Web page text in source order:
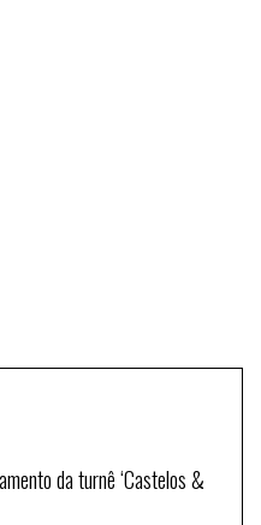
da turnê ‘Castelos &